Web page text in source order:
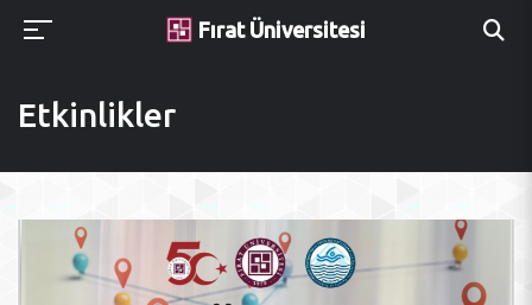
Fırat Üniversitesi
Etkinlikler